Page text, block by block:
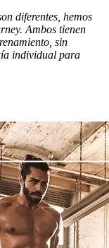
diferentes, hemos
Ambos tienen
sin
individual para